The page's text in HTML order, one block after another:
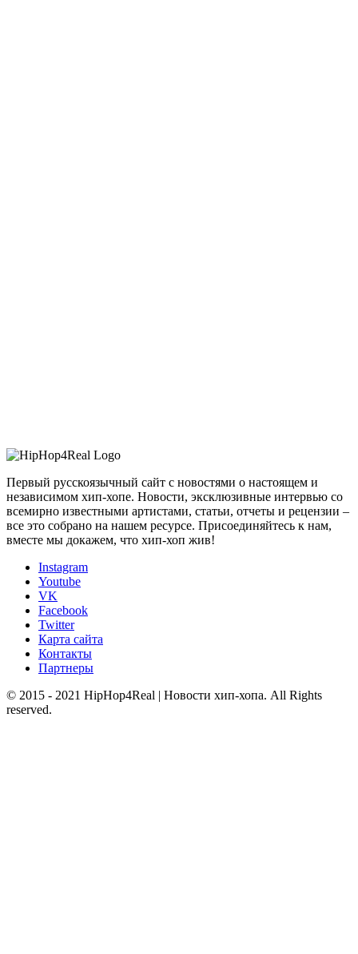
Первый русскоязычный сайт с новостями о настоящем и
независимом хип-хопе. Новости, эксклюзивные интервью со
всемирно известными артистами, статьи, отчеты и рецензии –
все это собрано на нашем ресурсе. Присоединяйтесь к нам,
вместе мы докажем, что хип-хоп жив!
Instagram
Youtube
VK
Facebook
Twitter
Карта сайта
Контакты
Партнеры
© 2015 - 2021 HipHop4Real | Новости хип-хопа. All Rights
reserved.